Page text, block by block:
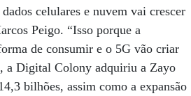
celulares e nuvem vai crescer
Peigo. “Isso porque a
de consumir e o 5G vão criar
a Digital Colony adquiriu a Zayo
bilhões, assim como a expansão